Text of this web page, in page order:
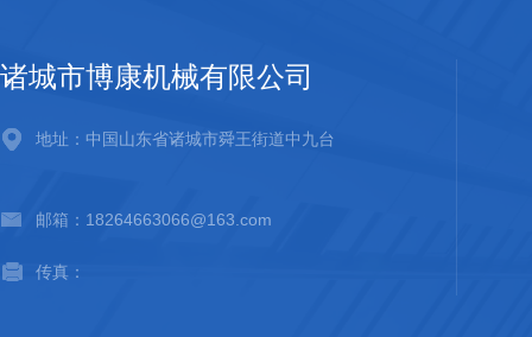
诸城市博康机械有限公司
地址：中国山东省诸城市舜王街道中九台
邮箱：18264663066@163.com
传真：